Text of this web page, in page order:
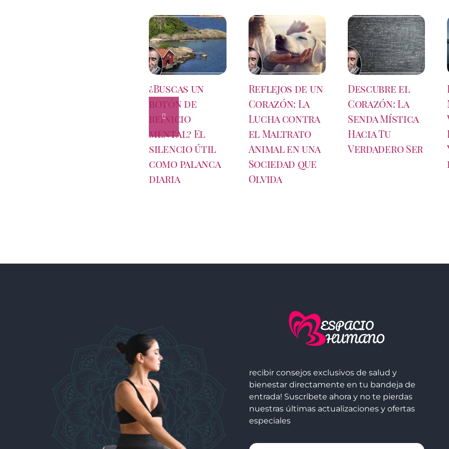
¿Buscas un
botón de
reinicio
mental? El
silencio útil
como palanca
diaria
Reflejos de un
Corazón: La
Lucha contra
el Maltrato
Animal en una
Sociedad que
Olvida
Descubre el
Corazón: La
Senda Mística
Hacia Tu
Verdadero Ser
recibir consejos exclusivos de salud y
bienestar directamente en tu bandeja de
entrada! Suscríbete ahora y no te pierdas
nuestras últimas actualizaciones y ofertas
especiales